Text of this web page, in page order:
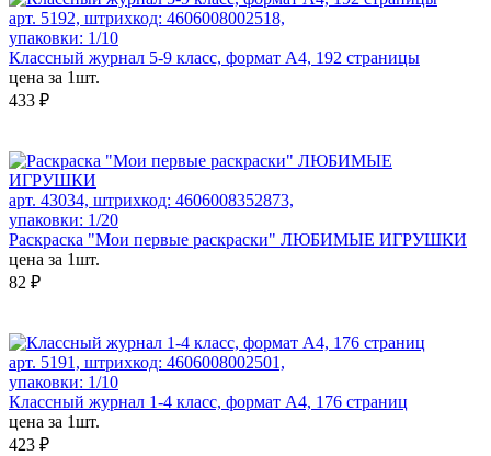
арт. 5192, штрихкод: 4606008002518,
упаковки: 1/10
Классный журнал 5-9 класс, формат А4, 192 страницы
цена за 1шт.
433 ₽
арт. 43034, штрихкод: 4606008352873,
упаковки: 1/20
Раскраска "Мои первые раскраски" ЛЮБИМЫЕ ИГРУШКИ
цена за 1шт.
82 ₽
арт. 5191, штрихкод: 4606008002501,
упаковки: 1/10
Классный журнал 1-4 класс, формат А4, 176 страниц
цена за 1шт.
423 ₽